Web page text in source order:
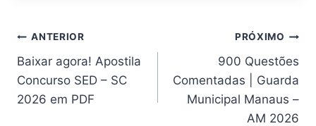
Navegação
de
Post
ANTERIOR
Baixar agora! Apostila
Concurso SED – SC
2026 em PDF
PRÓXIMO
900 Questões
Comentadas | Guarda
Municipal Manaus –
AM 2026